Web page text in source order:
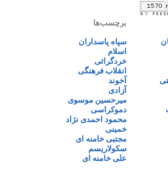
برچسب‌ها
سپاه پاسداران
اسلام
خردگرائی
انقلاب فرهنگی
آخوند
آزادی
میرحسین موسوی
دموکراسی
محمود احمدی نژاد
خمینی
مجتبی خامنه ای
سکولاریسم
علی خامنه ای